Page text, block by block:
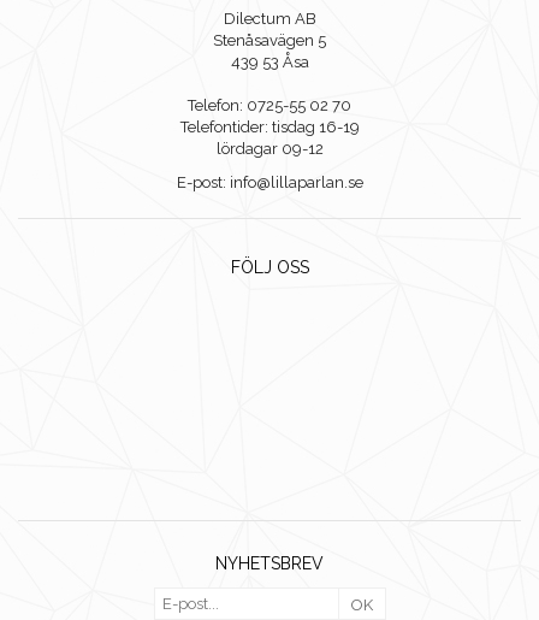
Dilectum AB
Stenåsavägen 5
439 53 Åsa
Telefon: 0725-55 02 70
Telefontider: tisdag 16-19
lördagar 09-12
E-post: info@lillaparlan.se
FÖLJ OSS
NYHETSBREV
OK